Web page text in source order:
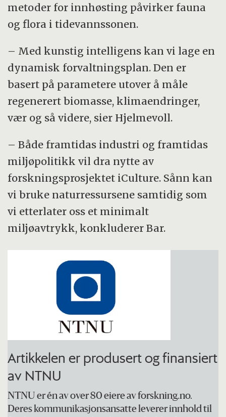
metoder for innhøsting påvirker fauna
og flora i tidevannssonen.
– Med kunstig intelligens kan vi lage en
dynamisk forvaltningsplan. Den er
basert på parametere utover å måle
regenerert biomasse, klimaendringer,
vær og så videre, sier Hjelmevoll.
– Både framtidas industri og framtidas
miljøpolitikk vil dra nytte av
forskningsprosjektet iCulture. Sånn kan
vi bruke naturressursene samtidig som
vi etterlater oss et minimalt
miljøavtrykk, konkluderer Bar.
Artikkelen er produsert og finansiert
av NTNU
NTNU er én av over 80 eiere av forskning.no.
Deres kommunikasjonsansatte leverer innhold til